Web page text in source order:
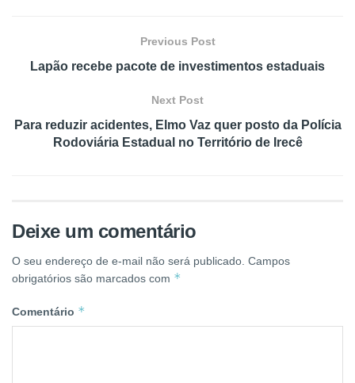
Previous Post
Lapão recebe pacote de investimentos estaduais
Next Post
Para reduzir acidentes, Elmo Vaz quer posto da Polícia
Rodoviária Estadual no Território de Irecê
Deixe um comentário
O seu endereço de e-mail não será publicado. Campos
obrigatórios são marcados com *
Comentário *